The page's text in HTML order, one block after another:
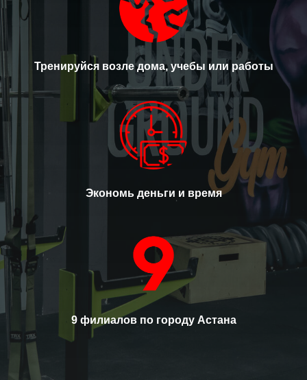
Тренируйся возле дома, учебы или работы
Экономь деньги и время
9 филиалов по городу Астана